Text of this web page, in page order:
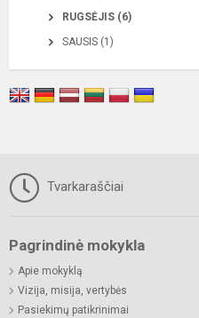
RUGSĖJIS (6)
SAUSIS (1)
Tvarkaraščiai
Pagrindinė mokykla
Apie mokyklą
Vizija, misija, vertybės
Pasiekimų patikrinimai